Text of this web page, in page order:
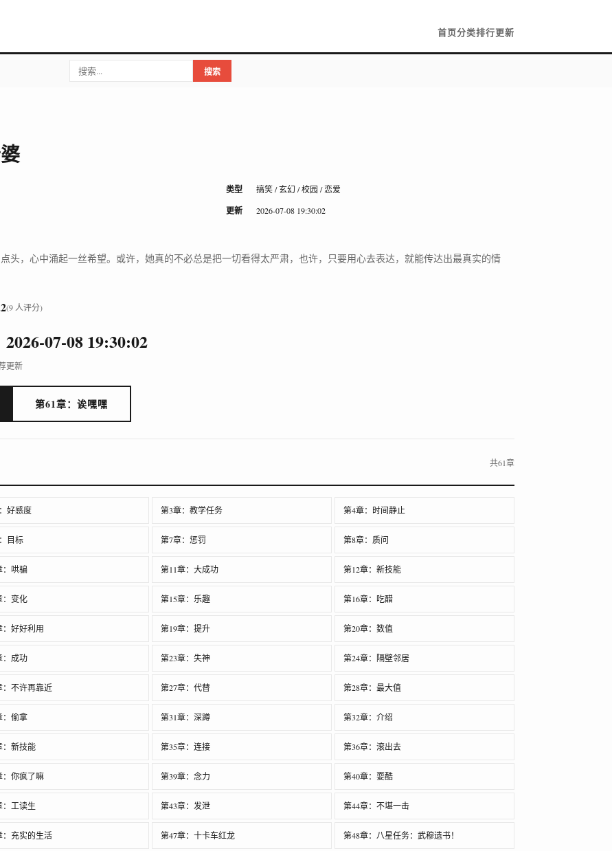
首页分类排行更新
搜索
类型 搞笑 / 玄幻 / 校园 / 恋爱
更新 2026-07-08 19:30:02
头，心中涌起一丝希望。或许，她真的不必总是把一切看得太严肃，也许，只要用心去表达，就能传达出最真实的情
(9 人评分)
2026-07-08 19:30:02
更新
第61章：诶嘿嘿
共61章
好感度 第3章：教学任务 第4章：时间静止
目标 第7章：惩罚 第8章：质问
：哄骗 第11章：大成功 第12章：新技能
：变化 第15章：乐趣 第16章：吃醋
：好好利用 第19章：提升 第20章：数值
：成功 第23章：失神 第24章：隔壁邻居
：不许再靠近 第27章：代替 第28章：最大值
：偷拿 第31章：深蹲 第32章：介绍
：新技能 第35章：连接 第36章：滚出去
：你疯了嘛 第39章：念力 第40章：耍酷
：工读生 第43章：发泄 第44章：不堪一击
：充实的生活 第47章：十卡车红龙 第48章：八星任务：武穆遗书！